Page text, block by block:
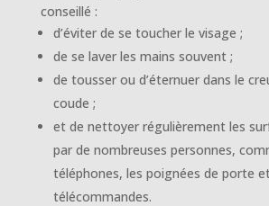
conseillé :
d’éviter de se toucher le visage ;
de se laver les mains souvent ;
de tousser ou d’éternuer dans le
coude ;
et de nettoyer régulièrement les
par de nombreuses personnes,
téléphones, les poignées de porte
télécommandes.